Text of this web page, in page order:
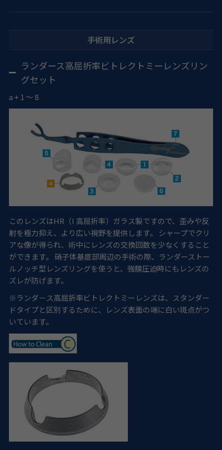
手術用レンズ
ランダース高屈折率ビトレクトミーレンズリン
グセット
a+ 1 ～ 8
このレンズはHR（I 高屈折率）ガラス製ですので、歪みや反
射を極力抑え、より広い視野を提供します。 シャープでクリ
アな像が得られ、術中にレンズの交換回数を少なくすること
ができます。 硝子体基底部周辺の手術の際、ランダーストー
ルノッチ型レンズリングを使うと、強膜圧迫時にもレンズの
ズレが防げます。
※ランダ－ス高屈折率ビトレクトミーレンズは、スタンダー
ドタイプと区別するために、レンズ表面の端に白い斑点がつ
いています。